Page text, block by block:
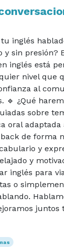
inglés
y sin presión?
inglés está
nivel que
al
🔹 ¿Qué
sobre
oral adaptada
de forma
y
y
inglés para
o
juntos